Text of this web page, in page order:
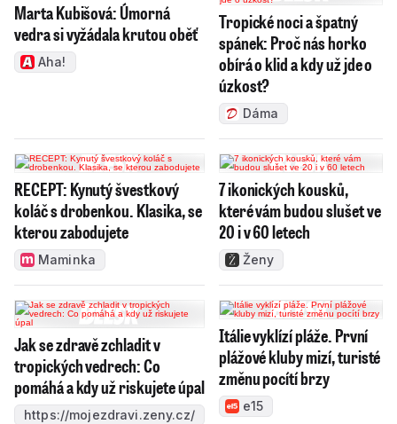
Marta Kubišová: Úmorná
vedra si vyžádala krutou oběť
Aha!
Tropické noci a špatný
spánek: Proč nás horko
obírá o klid a kdy už jde o
úzkost?
Dáma
RECEPT: Kynutý švestkový
koláč s drobenkou. Klasika, se
kterou zabodujete
Maminka
7 ikonických kousků,
které vám budou slušet ve
20 i v 60 letech
Ženy
Jak se zdravě zchladit v
tropických vedrech: Co
pomáhá a kdy už riskujete úpal
https://mojezdravi.zeny.cz/
Itálie vyklízí pláže. První
plážové kluby mizí, turisté
změnu pocítí brzy
e15